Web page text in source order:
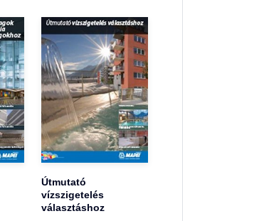
Útmutató
vízszigetelés
választáshoz